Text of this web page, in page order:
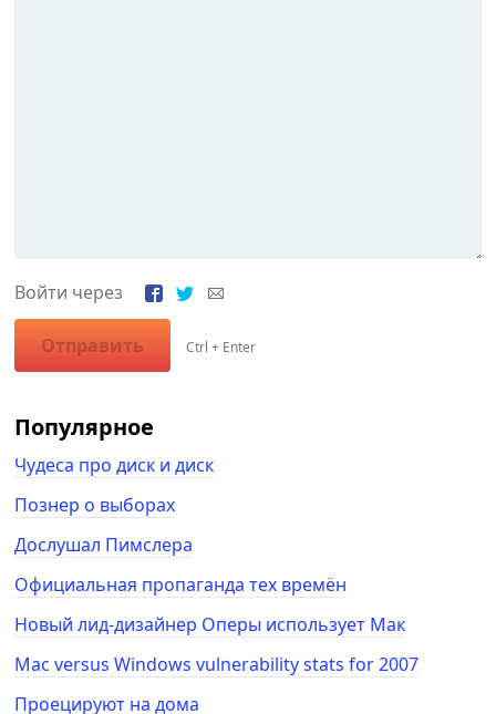
Войти через
Отправить Ctrl + Enter
Популярное
Чудеса про диск и диск
Познер о выборах
Дослушал Пимслера
Официальная пропаганда тех времён
Новый лид-дизайнер Оперы использует Мак
Mac versus Windows vulnerability stats for 2007
Проецируют на дома